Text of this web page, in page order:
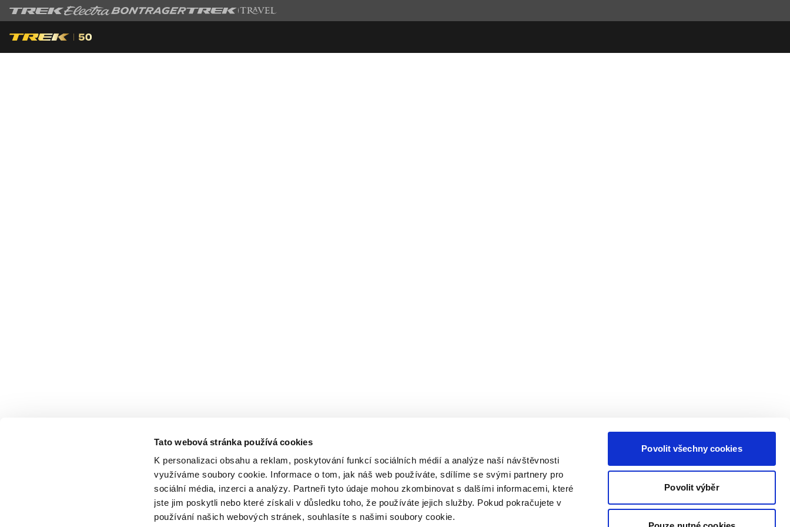
Tato webová stránka používá cookies
K personalizaci obsahu a reklam, poskytování funkcí sociálních médií a analýze naší návštěvnosti
využíváme soubory cookie. Informace o tom, jak náš web používáte, sdílíme se svými partnery pro
sociální média, inzerci a analýzy. Partneři tyto údaje mohou zkombinovat s dalšími informacemi, které
jste jim poskytli nebo které získali v důsledku toho, že používáte jejich služby. Pokud pokračujete v
používání našich webových stránek, souhlasíte s našimi soubory cookie.
Povolit všechny cookies
Povolit výběr